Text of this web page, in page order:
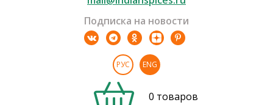
Подписка на новости
РУС ENG
0 товаров